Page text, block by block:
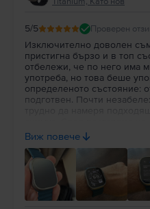
5/5 Проверен
Изключително доволен
пристигна бързо и в топ
отбележи, че по него има
употреба, но това беше
определеното състояние:
подготвен. Почти
съвсем недоловими. По-
състоянието на батерията:
на всеки да вдъхне нов
техника!
Виж повече